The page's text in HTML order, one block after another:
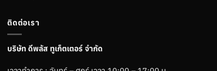
ติดต่อเรา
บริษัท ดีพลัส ทูเก็ตเตอร์ จำกัด